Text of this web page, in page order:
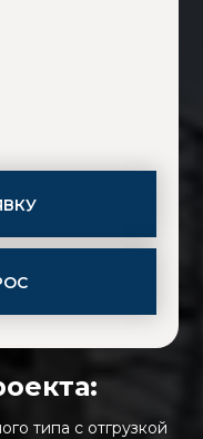
типа с отгрузкой